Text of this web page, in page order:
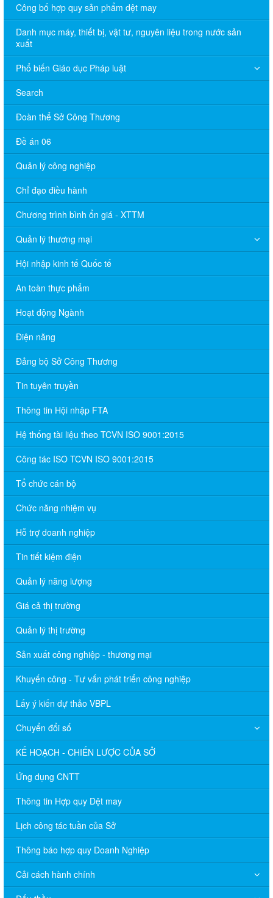
Công bố hợp quy sản phẩm dệt may
Danh mục máy, thiết bị, vật tư, nguyên liệu trong nước sản
xuất
Phổ biến Giáo dục Pháp luật
Search
Đoàn thể Sở Công Thương
Đề án 06
Quản lý công nghiệp
Chỉ đạo điều hành
Chương trình bình ổn giá - XTTM
Quản lý thương mại
Hội nhập kinh tế Quốc tế
An toàn thực phẩm
Hoạt động Ngành
Điện năng
Đảng bộ Sở Công Thương
Tin tuyên truyền
Thông tin Hội nhập FTA
Hệ thống tài liệu theo TCVN ISO 9001:2015
Công tác ISO TCVN ISO 9001:2015
Tổ chức cán bộ
Chức năng nhiệm vụ
Hỗ trợ doanh nghiệp
Tin tiết kiệm điện
Quản lý năng lượng
Giá cả thị trường
Quản lý thị trường
Sản xuất công nghiệp - thương mại
Khuyến công - Tư vấn phát triển công nghiệp
Lấy ý kiến dự thảo VBPL
Chuyển đổi số
KẾ HOẠCH - CHIẾN LƯỢC CỦA SỞ
Ứng dụng CNTT
Thông tin Hợp quy Dệt may
Lịch công tác tuần của Sở
Thông báo hợp quy Doanh Nghiệp
Cải cách hành chính